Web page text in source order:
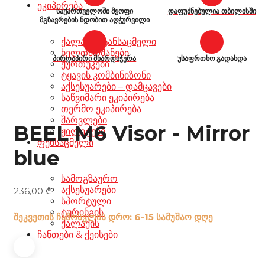
ეკიპირება
ქალაქის ტანსაცმელი
ხელთათმანები
ქურთუკები
ტყავის კომბინიზონი
აქსესუარები – დამცავები
საწვიმარი ეკიპირება
თერმო ეკიპირება
შარვლები
ჟილეტები
ფეხსაცმელი
სამოგზაურო
აქსესუარები
სპორტული
ტურინგის
ქალაქის
ჩანთები & ქეისები
საქართველოში მყოფი
მგზავრების ნდობით აღჭურვილი
დაფუძნებულია თბილისში
პირდაპირი მხარდაჭერა უსაფრთხო გადახდა
BEEL M6 Visor - Mirror
blue
236,00 ₾
შეკვეთის ჩამოსვლის დრო: 6-15 სამუშაო დღე